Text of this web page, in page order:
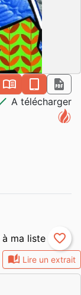
auto_stories Lire un extrait
book_open epub
pdf
A télécharger
favorite_border